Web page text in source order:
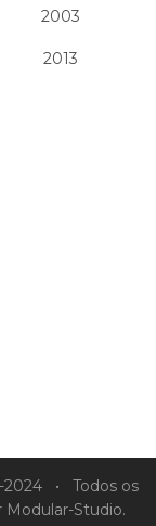
2003
2013
2024 • Todos os
Modular-Studio.